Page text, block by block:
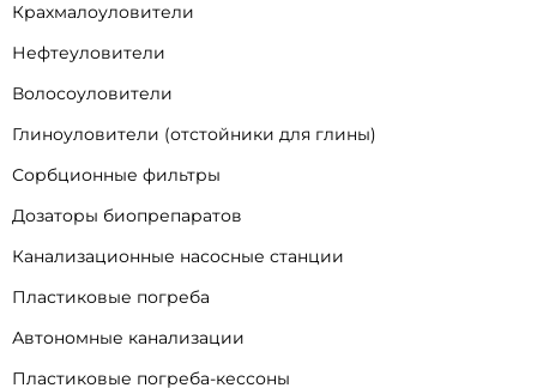
Крахмалоуловители
Нефтеуловители
Волосоуловители
Глиноуловители (отстойники для глины)
Сорбционные фильтры
Дозаторы биопрепаратов
Канализационные насосные станции
Пластиковые погреба
Автономные канализации
Пластиковые погреба-кессоны